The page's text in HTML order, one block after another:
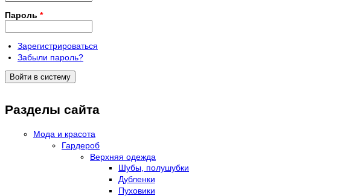
Пароль *
Зарегистрироваться
Забыли пароль?
Разделы сайта
Мода и красота
Гардероб
Верхняя одежда
Шубы, полушубки
Дубленки
Пуховики